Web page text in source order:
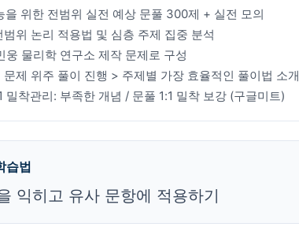
을 위한 전범위 실전 예상 문풀 300제 + 실전 모의
범위 논리 적용법 및 심층 주제 집중 분석
웅 물리학 연구소 제작 문제로 구성
문제 위주 풀이 진행 > 주제별 가장 효율적인 풀이법 소개
밀착관리: 부족한 개념 / 문풀 1:1 밀착 보강 (구글미트)
습법
익히고 유사 문항에 적용하기